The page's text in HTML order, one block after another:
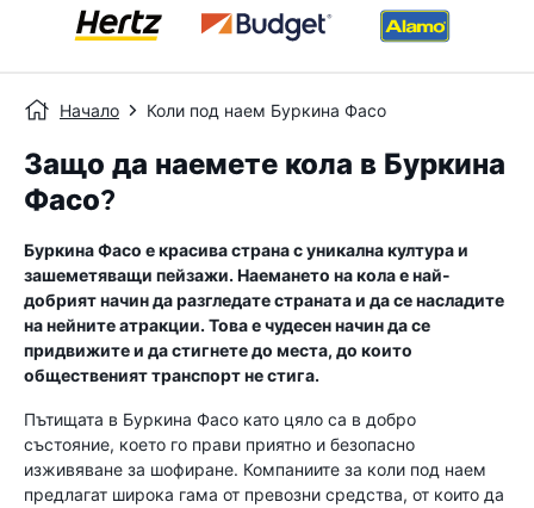
Начало Коли под наем Буркина Фасо
Защо да наемете кола в Буркина
Фасо?
Буркина Фасо е красива страна с уникална култура и
зашеметяващи пейзажи. Наемането на кола е най-
добрият начин да разгледате страната и да се насладите
на нейните атракции. Това е чудесен начин да се
придвижите и да стигнете до места, до които
общественият транспорт не стига.
Пътищата в Буркина Фасо като цяло са в добро
състояние, което го прави приятно и безопасно
изживяване за шофиране. Компаниите за коли под наем
предлагат широка гама от превозни средства, от които да